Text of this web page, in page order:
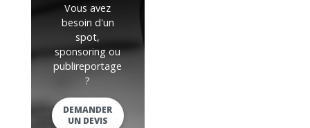
Vous avez
besoin d'un
spot,
sponsoring ou
publireportage
?
DEMANDER
UN DEVIS